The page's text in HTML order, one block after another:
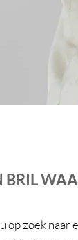
BRIL
op zoek naar